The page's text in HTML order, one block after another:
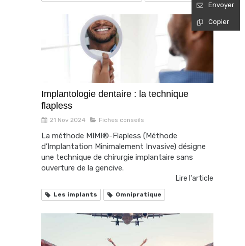
Envoyer
Copier
Implantologie dentaire : la technique
flapless
21 Nov 2024 Fiches conseils
La méthode MIMI®-Flapless (Méthode
d’Implantation Minimalement Invasive) désigne
une technique de chirurgie implantaire sans
ouverture de la gencive.
Lire l'article
Les implants Omnipratique